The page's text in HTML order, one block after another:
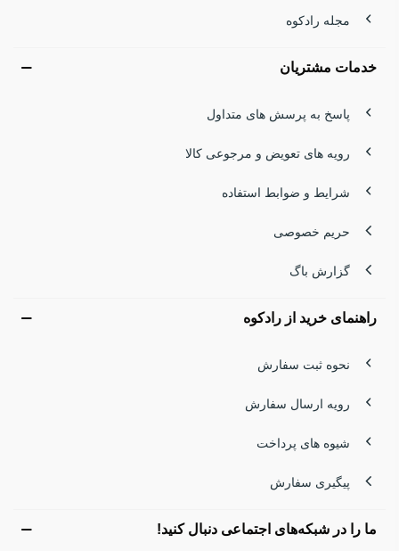
نیست. دمای پایین، بادهای شدید و رطوبت بالا می‌توانند دستان را
در چند دقیقه بی‌حس کنند. انتخاب یک
هستند. این دستکش‌ها با حفظ دمای دست، انرژی بدن را ذخیره
می‌کنند و اجازه می‌دهند تمرکز کامل روی مسیر داشته باشید. اگر
ویژگی‌های کلیدی آن‌ها:
مجله رادکوه
خدمات مشتریان
پاسخ به پرسش های متداول
رویه های تعویض و مرجوعی کالا
شرایط و ضوابط استفاده
حریم خصوصی
گزارش باگ
راهنمای خرید از رادکوه
نحوه ثبت سفارش
رویه ارسال سفارش
شیوه های پرداخت
پیگیری سفارش
ما را در شبکه‌های اجتماعی دنبال کنید!